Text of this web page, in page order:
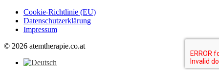
Cookie-Richtlinie (EU)
Datenschutzerklärung
Impressum
© 2026 atemtherapie.co.at